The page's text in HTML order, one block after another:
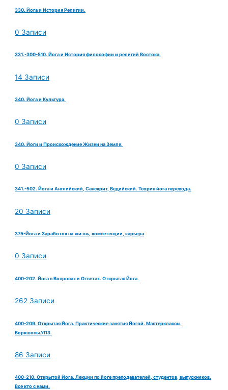
330. Йога и История Религии.
0 Записи
331.-300-510. Йога и История философии и религий Востока.
14 Записи
340. Йога и Культура.
0 Записи
340. Йоги и Происхождение Жизни на Земле.
0 Записи
341.-502. Йога и Английский, Санскрит, Ведийский. Теория йога перевода.
20 Записи
375-Йога и Заработок на жизнь, компетенции, карьера
0 Записи
400-202. Йога в Вопросах и Ответах. Открытая Йога.
262 Записи
400-209. Открытая Йога. Практические занятия Йогой. Мастерклассы.
Воркшопы.УПЗ.
86 Записи
400-210. Открытой Йога. Лекции по йоге преподавателей, студентов, выпускников.
Все кто с нами.